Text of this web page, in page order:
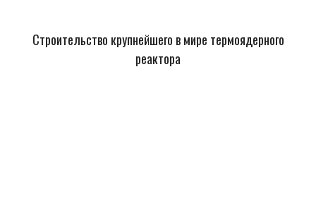
Строительство крупнейшего в мире термоядерного
реактора